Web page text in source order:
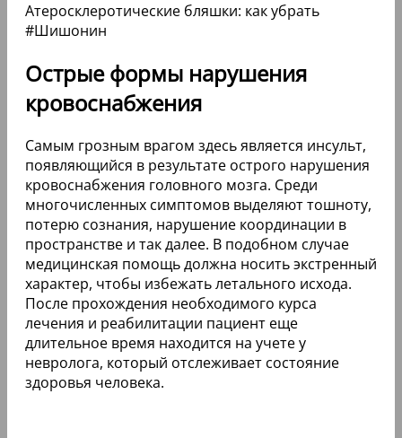
Атеросклеротические бляшки: как убрать
#Шишонин
Острые формы нарушения
кровоснабжения
Самым грозным врагом здесь является инсульт,
появляющийся в результате острого нарушения
кровоснабжения головного мозга. Среди
многочисленных симптомов выделяют тошноту,
потерю сознания, нарушение координации в
пространстве и так далее. В подобном случае
медицинская помощь должна носить экстренный
характер, чтобы избежать летального исхода.
После прохождения необходимого курса
лечения и реабилитации пациент еще
длительное время находится на учете у
невролога, который отслеживает состояние
здоровья человека.